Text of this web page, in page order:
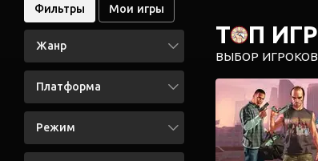
Фильтры Мои игры
Жанр
Платформа
Режим
ТОП ИГР
ВЫБОР ИГРОКОВ